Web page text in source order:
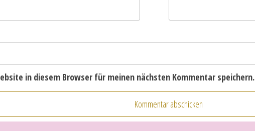
in diesem Browser für meinen nächsten Kommentar speichern.